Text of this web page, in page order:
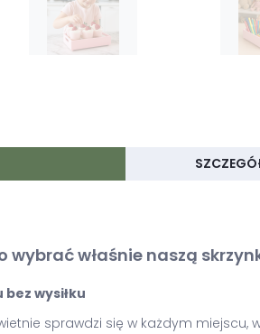
wybrać właśnie naszą
bez wysiłku
sprawdzi się w każdym miejscu,